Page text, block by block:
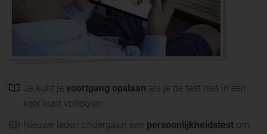
Je kunt je voortgang opslaan als je de test niet in één
keer kunt voltooien
Nieuwe leden ondergaan een persoonlijkheidstest om